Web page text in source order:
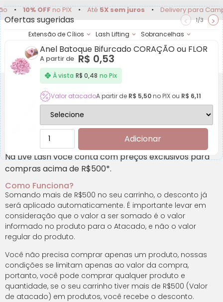
• 10% OFFno PIX • Até5X sem juros • Delivery para
Extensão de Cílios Lash Lifting Sobrancelhas
Achadinhos Minha
Desconto de Atacado
Na Live Lash você conta com preços exclusivos para
compras acima de R$500*.
Como Funciona?
Somando mais de R$500 no seu carrinho, o desconto já
será aplicado automaticamente. É importante levar em
consideração que o valor a ser somado é o valor
informado no produto para o Atacado, e não o valor
regular do produto.
Você não precisa comprar apenas um produto, nossas
condições se limitam apenas ao valor da compra,
portanto, você pode comprar qualquer produto e
quantidade, se o seu carrinho tiver mais de R$500 (Valor
de atacado) em produtos, você recebe o desconto.
Ofertas sugeridas < 1/3 >
Anel Batoque Bifurcado CORAÇÃO ou FLOR
A partir de R$ 0,53
À vista R$ 0,48 no Pix
Valor atacadoA partir de R$ 5,50no PIX ou R$ 6,11
Adicionar